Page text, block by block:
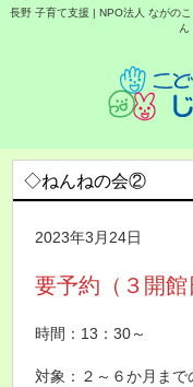
長野 子育て支援 | NPO法人 ながの
ん
◇ねんねの会②
2023年3月24日
要予約（３開館
時間：13：30～
対象：２～６か月まで